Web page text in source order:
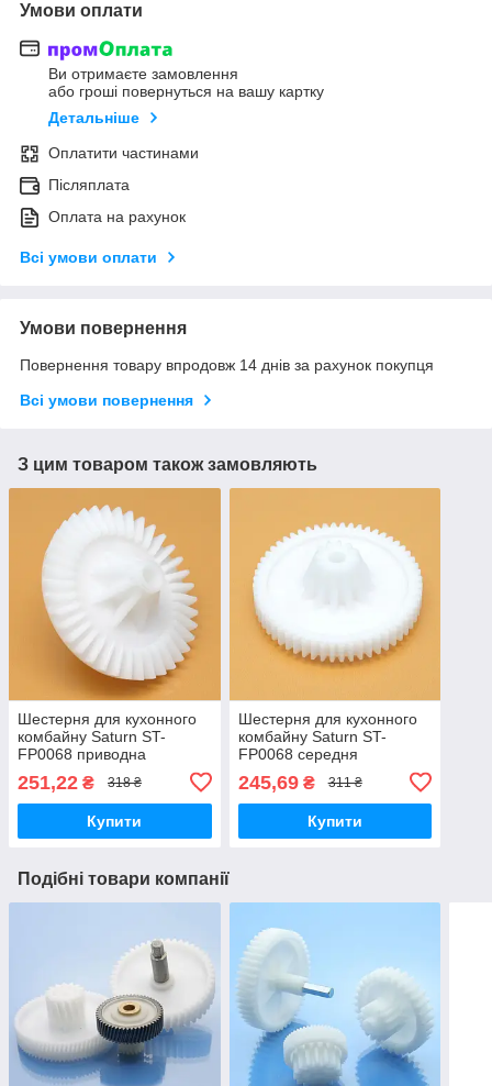
Умови оплати
Ви отримаєте замовлення
або гроші повернуться на вашу картку
Детальніше
Оплатити частинами
Післяплата
Оплата на рахунок
Всі умови оплати
Умови повернення
Повернення товару впродовж 14 днів за рахунок покупця
Всі умови повернення
З цим товаром також замовляють
Шестерня для кухонного
комбайну Saturn ST-
FP0068 приводна
251,22 ₴ 318 ₴
Купити
Шестерня для кухонного
комбайну Saturn ST-
FP0068 середня
245,69₴ 311 ₴
Купити
Подібні товари компанії